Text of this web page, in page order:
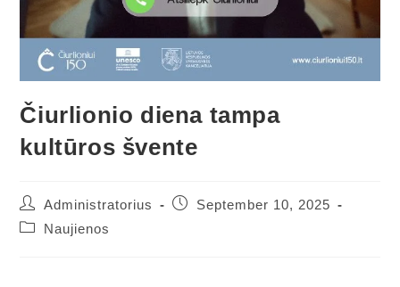
Čiurlionio diena tampa
kultūros švente
Administratorius
September 10, 2025
Naujienos